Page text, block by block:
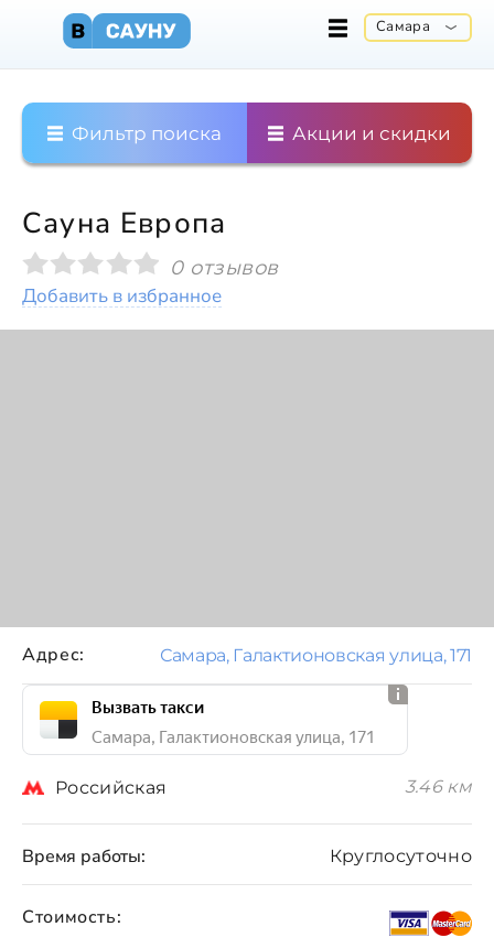
Самара
Фильтр поиска Акции и скидки
Сауна Европа
0 отзывов
Добавить в избранное
Стоимость:
Время работы: Круглосуточно
Адрес: Самара, Галактионовская улица, 171
Вызвать такси
Самара, Галактионовская улица, 171
Российская 3.46 км